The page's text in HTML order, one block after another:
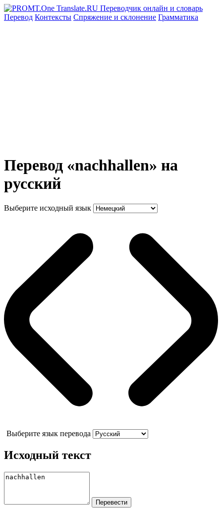
Перевод Контексты Спряжение и склонение Грамматика
Перевод «nachhallen» на
русский
Выберите исходный язык
Выберите язык перевода
Исходный текст